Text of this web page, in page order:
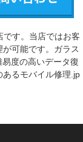
です。当店ではお客
可能です。ガラス
度の高いデータ復
あるモバイル修理.jp